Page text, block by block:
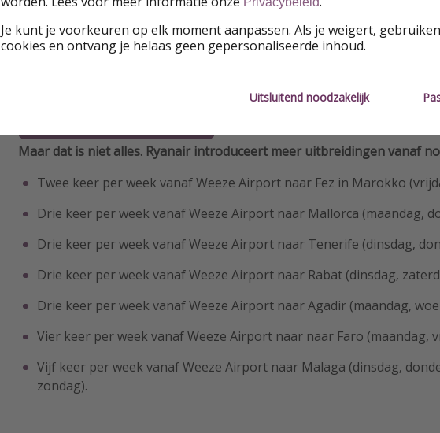
geplaveide straten vol geschiedenis, van eeuwenoude kathedralen tot
kasteelruïnes, je ontdekt het hier allemaal.
Maar dat is niet alles. Ryanair introduceert meer uitbreidingen vanaf
Twee keer per week vanaf Weeze Airport naar Fez in Marokko
Drie keer per week vanaf Weeze Airport naar Mallorca (maandag,
Drie keer per week vanaf Weeze Airport naar Tenerife (dinsdag,
Drie keer per week vanaf Weeze Airport naar Rabat (dinsdag,
Drie keer per week vanaf Weeze Airport naar Agadir (maandag,
Vier keer per week vanaf Weeze Airport naar naar Faro (maandag,
Vijf keer per week vanaf Weeze Airport naar Malaga (dinsdag,
zondag).
Je kunt je voorkeuren op elk moment aanpassen. Als je weigert,
cookies en ontvang je helaas geen gepersonaliseerde inhoud.
Uitsluitend noodzakelijk